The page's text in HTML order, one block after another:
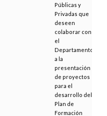
Públicas y
Privadas que
deseen
colaborar con
el
Departamento
a la
presentación
de proyectos
para el
desarrollo del
Plan de
Formación